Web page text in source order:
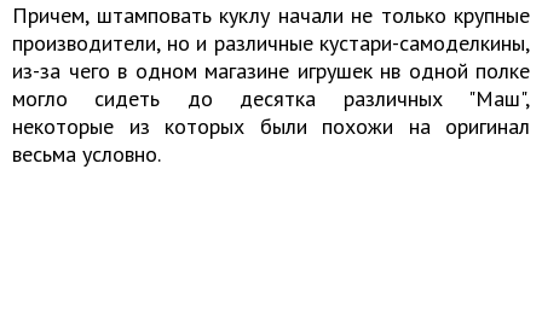
Причем, штамповать куклу начали не только крупные
производители, но и различные кустари-самоделкины,
из-за чего в одном магазине игрушек нв одной полке
могло сидеть до десятка различных "Маш",
некоторые из которых были похожи на оригинал
весьма условно.